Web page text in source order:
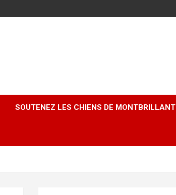
SOUTENEZ LES CHIENS DE MONTBRILLANT